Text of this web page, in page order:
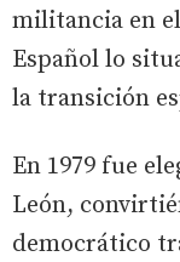
militancia en
Español lo
la transición
En 1979 fue
León,
democrático